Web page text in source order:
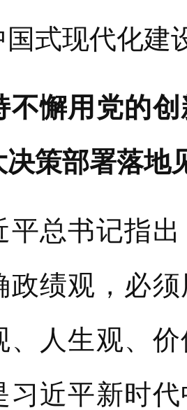
式现代化建
不懈用党的
决策部署落地
书记指出
政绩观，必
、人生观、
习近平新时